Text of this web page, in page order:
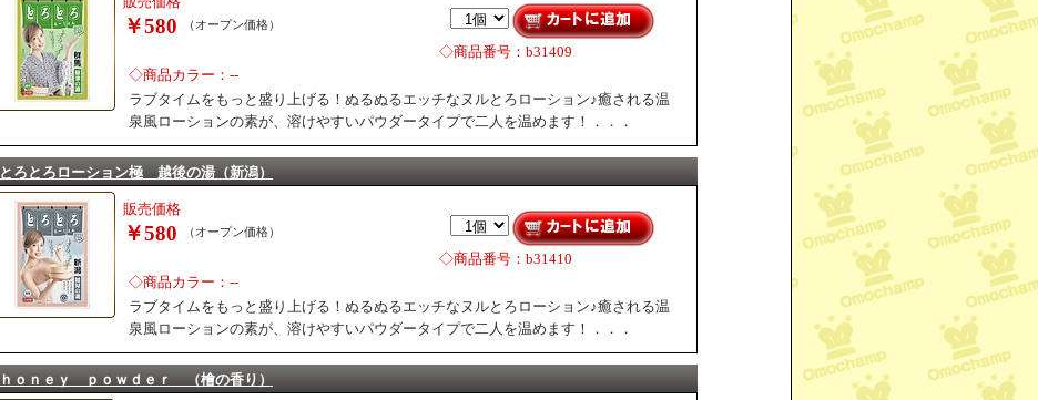
￥580 （オープン価格）
◇商品番号：b31409
◇商品カラー：--
ラブタイムをもっと盛り上げる！ぬるぬるエッチなヌルとろローション♪癒される温
泉風ローションの素が、溶けやすいパウダータイプで二人を温めます！．．．
とろとろローション極 越後の湯（新潟）
販売価格
￥580 （オープン価格）
◇商品番号：b31410
◇商品カラー：--
ラブタイムをもっと盛り上げる！ぬるぬるエッチなヌルとろローション♪癒される温
泉風ローションの素が、溶けやすいパウダータイプで二人を温めます！．．．
ｈｏｎｅｙ ｐｏｗｄｅｒ （檜の香り）